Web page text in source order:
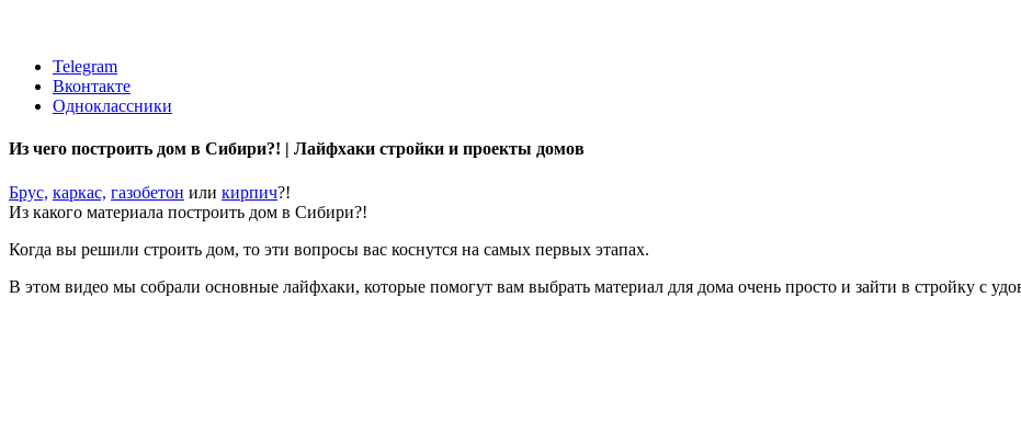
Telegram
Вконтакте
Одноклассники
Из чего построить дом в Сибири?! | Лайфхаки стройки и проекты домов
Брус, каркас, газобетон или кирпич?!
Из какого материала построить дом в Сибири?!
Когда вы решили строить дом, то эти вопросы вас коснутся на самых первых этапах.
В этом видео мы собрали основные лайфхаки, которые помогут вам выбрать материал для дома очень просто и зайти в стройку с